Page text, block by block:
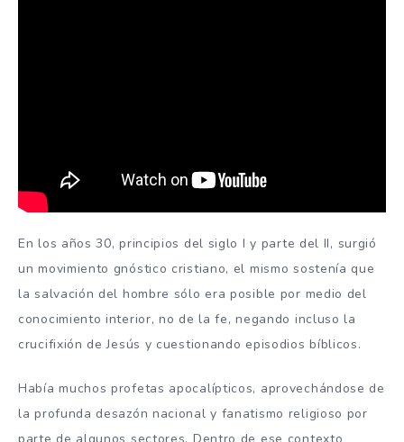
En los años 30, principios del siglo I y parte del II, surgió
un movimiento gnóstico cristiano, el mismo sostenía que
la salvación del hombre sólo era posible por medio del
conocimiento interior, no de la fe, negando incluso la
crucifixión de Jesús y cuestionando episodios bíblicos.
Había muchos profetas apocalípticos, aprovechándose de
la profunda desazón nacional y fanatismo religioso por